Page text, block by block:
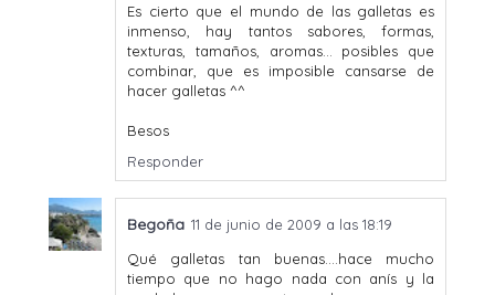
Es cierto que el mundo de las galletas es
inmenso, hay tantos sabores, formas,
texturas, tamaños, aromas... posibles que
combinar, que es imposible cansarse de
hacer galletas ^^
Besos
Responder
Begoña 11 de junio de 2009 a las 18:19
Qué galletas tan buenas....hace mucho
tiempo que no hago nada con anís y la